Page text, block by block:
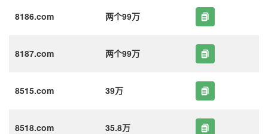
8186.com 两个99万
8187.com 两个99万
8515.com 39万
8518.com 35.8万